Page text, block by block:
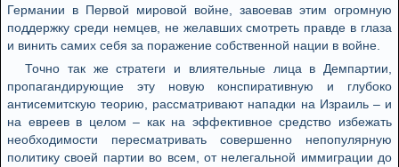
Германии в Первой мировой войне, завоевав этим огромную
поддержку среди немцев, не желавших смотреть правде в глаза
и винить самих себя за поражение собственной нации в войне.
Точно так же стратеги и влиятельные лица в Демпартии,
пропагандирующие эту новую конспиративную и глубоко
антисемитскую теорию, рассматривают нападки на Израиль – и
на евреев в целом – как на эффективное средство избежать
необходимости пересматривать совершенно непопулярную
политику своей партии во всем, от нелегальной иммиграции до